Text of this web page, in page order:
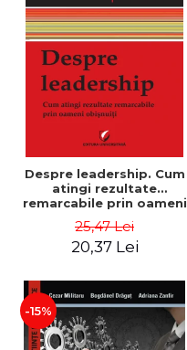
Despre leadership. Cum
atingi rezultate
remarcabile prin oameni
25,47 Lei
20,37 Lei
-15%